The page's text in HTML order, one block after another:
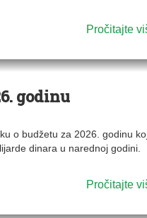
Pročitajte
godinu
o budžetu za 2026. godinu
dinara u narednoj godini.
Pročitajte